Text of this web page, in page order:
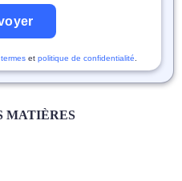
termes et politique de confidentialité
MATIÈRES